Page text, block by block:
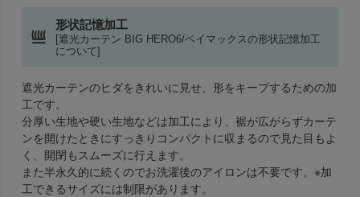
形状記憶加工
[遮光カーテン BIG HERO6/ベイマックスの形状記憶加工
について]
遮光カーテンのヒダをきれいに見せ、形をキープするための加
工です。
分厚い生地や硬い生地などは加工により、裾が広がらずカーテ
ンを開けたときにすっきりコンパクトに収まるので見た目もよ
く、開閉もスムーズに行えます。
また半永久的に続くのでお洗濯後のアイロンは不要です。※加
工できるサイズには制限があります。